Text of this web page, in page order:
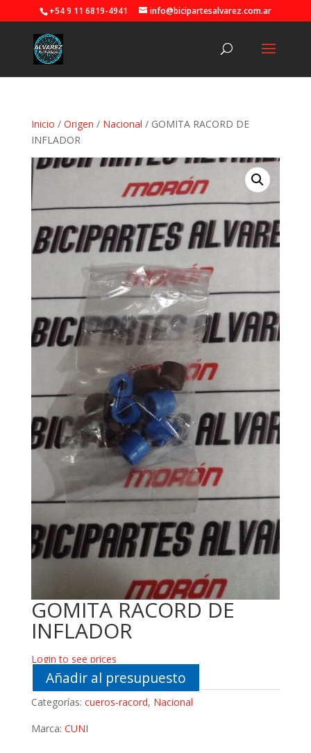
+54 9 11 6819-4941 info@bicipartesalvarez.com.ar
Inicio / Origen / Nacional / GOMITA RACORD DE
INFLADOR
GOMITA RACORD DE
INFLADOR
Login to see prices
Añadir al presupuesto
Categorías: cueros-racord, Nacional
Marca: CUNI